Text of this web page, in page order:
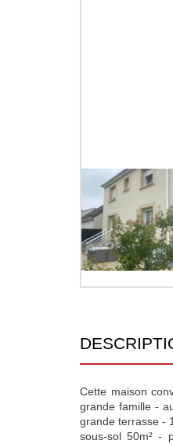
Cette maison
grande famille -
grande terrasse -
sous-sol 50m² -